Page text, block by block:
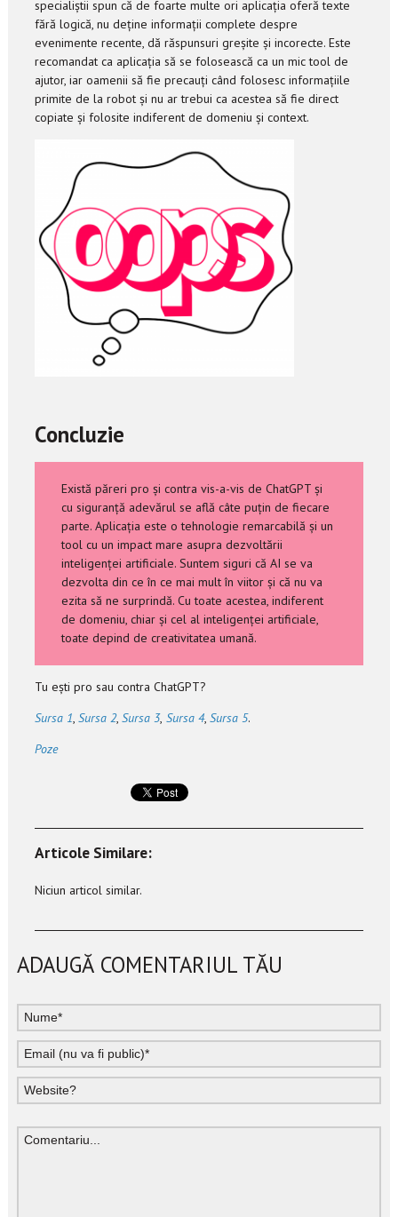
specialiștii spun că de foarte multe ori aplicația oferă texte
fără logică, nu deține informații complete despre
evenimente recente, dă răspunsuri greșite și incorecte. Este
recomandat ca aplicația să se folosească ca un mic tool de
ajutor, iar oamenii să fie precauți când folosesc informațiile
primite de la robot și nu ar trebui ca acestea să fie direct
copiate și folosite indiferent de domeniu și context.
Concluzie
Există păreri pro și contra vis-a-vis de ChatGPT și
cu siguranță adevărul se află câte puțin de fiecare
parte. Aplicația este o tehnologie remarcabilă și un
tool cu un impact mare asupra dezvoltării
inteligenței artificiale. Suntem siguri că AI se va
dezvolta din ce în ce mai mult în viitor și că nu va
ezita să ne surprindă. Cu toate acestea, indiferent
de domeniu, chiar și cel al inteligenței artificiale,
toate depind de creativitatea umană.
Tu ești pro sau contra ChatGPT?
Sursa 1, Sursa 2, Sursa 3, Sursa 4, Sursa 5.
Poze
Articole Similare:
Niciun articol similar.
ADAUGĂ COMENTARIUL TĂU